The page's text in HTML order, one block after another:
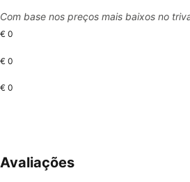
Com base nos preços mais baixos no
€ 0
€ 0
€ 0
Avaliações